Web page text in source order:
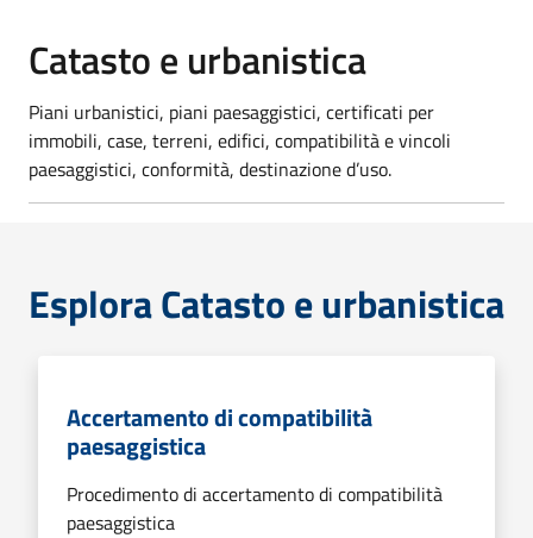
Catasto e urbanistica
Piani urbanistici, piani paesaggistici, certificati per
immobili, case, terreni, edifici, compatibilità e vincoli
paesaggistici, conformità, destinazione d’uso.
Esplora Catasto e urbanistica
Accertamento di compatibilità
paesaggistica
Procedimento di accertamento di compatibilità
paesaggistica